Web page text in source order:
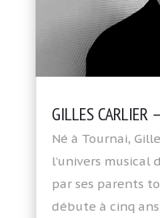
GILLES CARLIER
Né à Tournai,
l’univers musical
par ses parents
débute à cinq